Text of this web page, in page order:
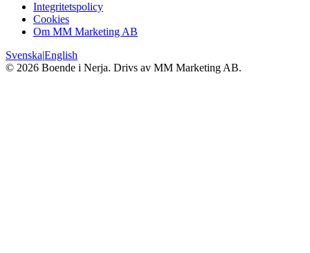
Integritetspolicy
Cookies
Om MM Marketing AB
Svenska|English
© 2026 Boende i Nerja. Drivs av MM Marketing AB.